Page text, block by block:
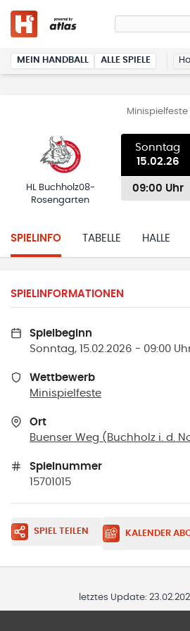
MEIN HANDBALL ALLE SPIELE
Minispielfeste
HL Buchholz08-
Rosengarten
Sonntag
15.02.26
09:00 Uhr
SPIELINFO TABELLE HALLE
SPIELINFORMATIONEN
Spielbeginn
Sonntag, 15.02.2026 - 09:00
Wettbewerb
Minispielfeste
Ort
Buenser Weg ( Buchholz i. d.
Spielnummer
15701015
SPIEL TEILEN KALENDER
letztes Update: